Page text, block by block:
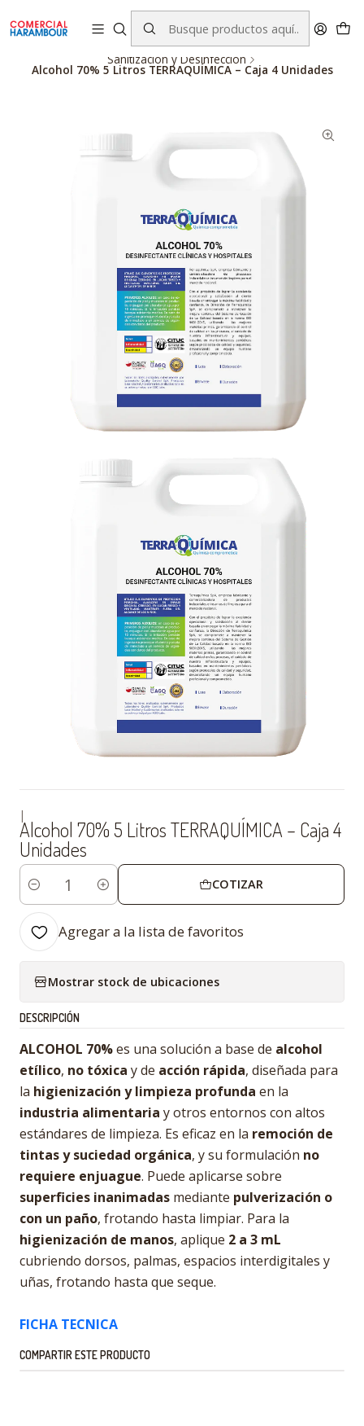
contacto@comercialharambour.cl
Catálogo Productos Terraquimica
Sanitización y Desinfección
Alcohol 70% 5 Litros TERRAQUÍMICA – Caja 4 Unidades
|
Alcohol 70% 5 Litros TERRAQUÍMICA – Caja 4
Unidades
Cantidad
COTIZAR
Agregar a la lista de favoritos
Mostrar stock de ubicaciones
DESCRIPCIÓN
ALCOHOL 70%es una solución a base de alcohol
etílico, no tóxica y de acción rápida, diseñada para
la higienización y limpieza profunda en la
industria alimentaria y otros entornos con altos
estándares de limpieza. Es eficaz en la remoción de
tintas y suciedad orgánica, y su formulación no
requiere enjuague. Puede aplicarse sobre
superficies inanimadas mediante pulverización o
con un paño, frotando hasta limpiar. Para la
higienización de manos, aplique 2 a 3 mL
cubriendo dorsos, palmas, espacios interdigitales y
uñas, frotando hasta que seque.
FICHA TECNICA
COMPARTIR ESTE PRODUCTO